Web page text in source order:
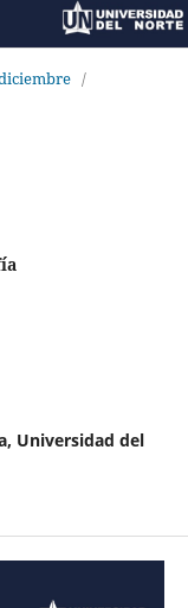
/
Universidad del